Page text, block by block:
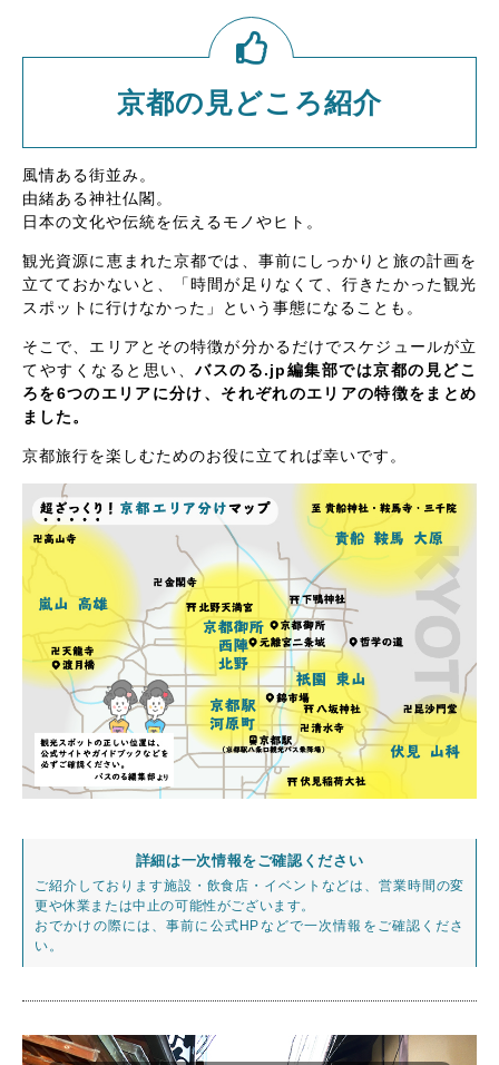
京都の見どころ紹介
風情ある街並み。
由緒ある神社仏閣。
日本の文化や伝統を伝えるモノやヒト。
観光資源に恵まれた京都では、事前にしっかりと旅の計画を
立てておかないと、「時間が足りなくて、行きたかった観光
スポットに行けなかった」という事態になることも。
そこで、エリアとその特徴が分かるだけでスケジュールが立
てやすくなると思い、バスのる.jp編集部では京都の見どこ
ろを6つのエリアに分け、それぞれのエリアの特徴をまとめ
ました。
京都旅行を楽しむためのお役に立てれば幸いです。
詳細は一次情報をご確認ください
ご紹介しております施設・飲食店・イベントなどは、営業時間の変
更や休業または中止の可能性がございます。
おでかけの際には、事前に公式HPなどで一次情報をご確認くださ
い。